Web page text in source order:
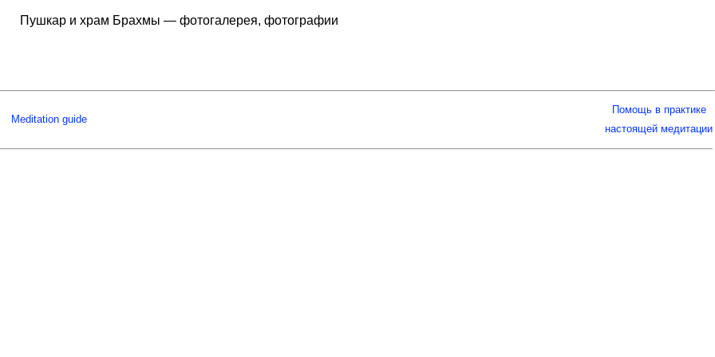
Пушкар и храм Брахмы — фотогалерея, фотографии
Meditation guide
Помощь в практике
настоящей медитации